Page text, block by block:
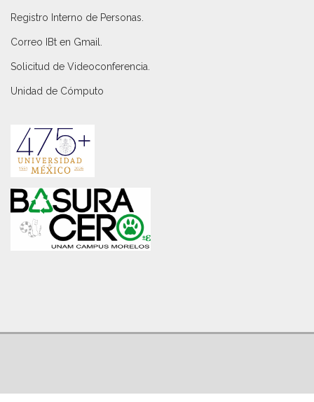
Registro Interno de Personas
Correo IBt en Gmail
Solicitud de Videoconferencia.
Unidad de Cómputo